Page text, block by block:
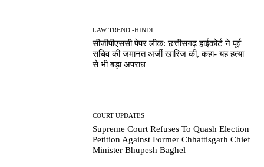
LAW TREND -HINDI
सीजीपीएससी पेपर लीक: छत्तीसगढ़ हाईकोर्ट ने पूर्व
सचिव की जमानत अर्जी खारिज की, कहा- यह हत्या
से भी बड़ा अपराध
COURT UPDATES
Supreme Court Refuses To Quash Election
Petition Against Former Chhattisgarh Chief
Minister Bhupesh Baghel